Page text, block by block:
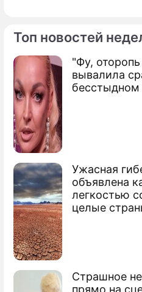
Топ новостей
"Фу,
вывалила
бесстыдном
Ужасная
объявлена
легкостью
целые
Страшное
прямо на